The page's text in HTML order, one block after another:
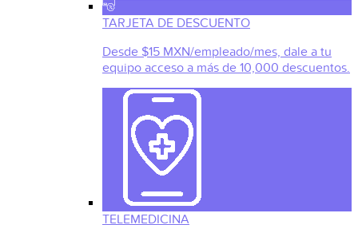
TARJETA DE DESCUENTO
Desde $15 MXN/empleado/mes, dale a tu
equipo acceso a más de 10,000 descuentos.
TELEMEDICINA